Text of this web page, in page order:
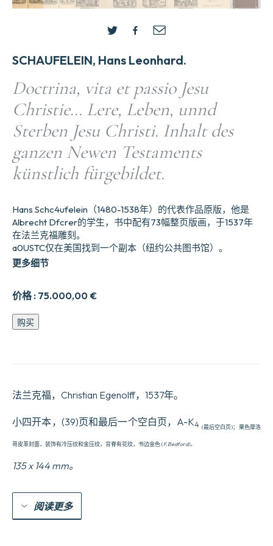
SCHAUFELEIN, Hans Leonhard.
Doctrina, vita et passio Jesu
Christie… Lere, Leben, unnd
Sterben Jesu Christi. Inhalt des
ganzen Newen Testaments
künstlich fürgebildet.
价格 : 75.000,00 €
Hans Schc4ufelein（1480-1538年）的代表作品原版，他是
Albrecht Dfcrer的学生，书中配有73幅整页版画，于1537年
在法兰克福雕刻。
a0USTC仅在美国找到一个副本（纽约公共图书馆）。
更多细节
Doctrina,
vita
Leben,
Sterben
Jesu
Christi.
des
ganzen
Testaments
kfcnstlich
ffcrgebildet.
购买
法兰克福，Christian Egenolff，1537年。
小四开本，(39)页和最后一个空白页，A-K4 (最后空白页)；栗色摩洛
哥皮革封面，装饰有冷压纹和金压纹，背脊有花纹，书边金色 (F.Bedford)。
135 x 144 mm。
阅读更多